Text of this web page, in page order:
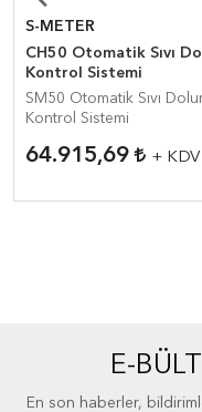
S-METER
CH50 Otomatik Sıvı
Kontrol Sistemi
SM50 Otomatik Sıvı
Kontrol Sistemi
64.915,69 + KDV
E-
En son haberler,